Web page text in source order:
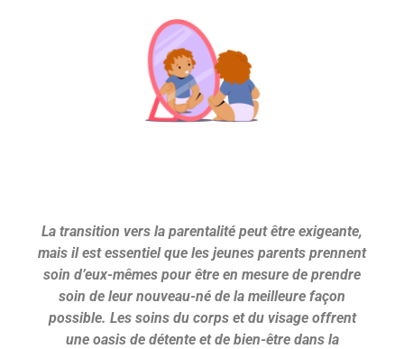
La transition vers la parentalité peut être exigeante,
mais il est essentiel que les jeunes parents prennent
soin d’eux-mêmes pour être en mesure de prendre
soin de leur nouveau-né de la meilleure façon
possible. Les soins du corps et du visage offrent
une oasis de détente et de bien-être dans la